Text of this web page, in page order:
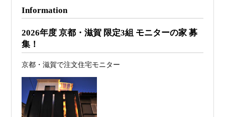
日
ァーススト一級建築士事務所が考える“設
2026年07月24
旗竿地・狭小地は「土地代が安い＝お
得」ではない ―道路が狭い京都・滋賀で
こそ知っておくべき“建築費が上がる理
由”―
Information
2026年度 京都・滋賀 限定3組 モニターの家 募
集！
京都・滋賀で注文住宅モニター